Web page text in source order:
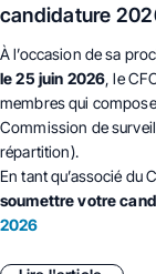
candidature
À l’occasion de sa
le 25 juin 2026, le
membres qui
Commission de
répartition).
En tant qu’associé du
soumettre votre
2026